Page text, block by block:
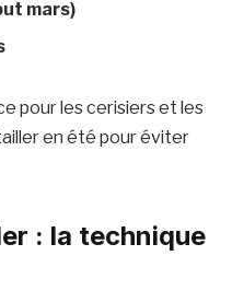
mars)
pour les cerisiers et les
en été pour éviter
: la technique